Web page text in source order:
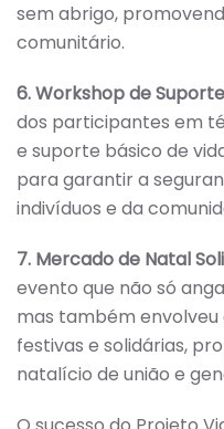
sem abrigo,
comunitário.
6. Workshop de
dos participantes em
e suporte básico de
para garantir a
indivíduos e da
7. Mercado de Natal
evento que não só
mas também
festivas e solidárias,
natalício de união e